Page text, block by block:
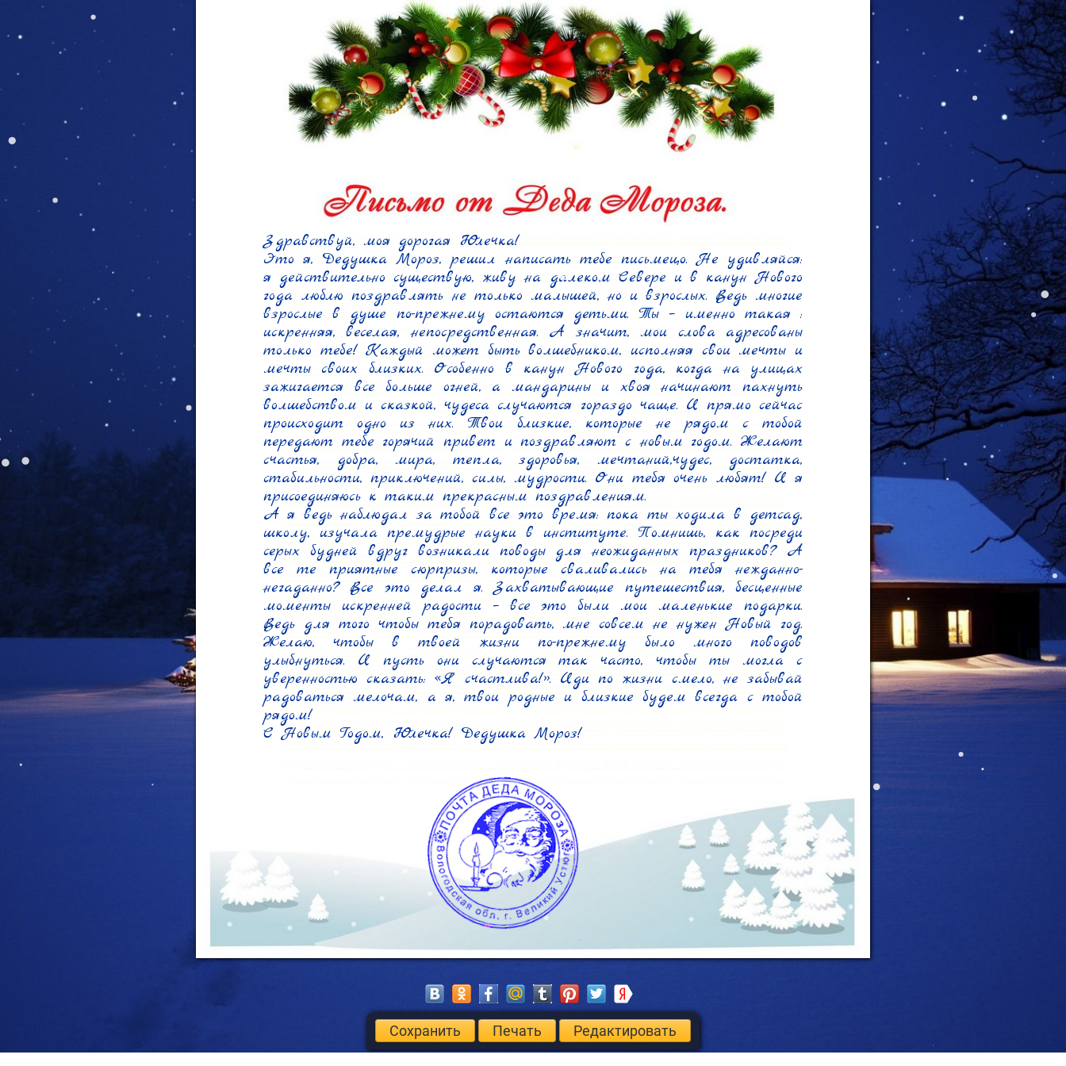
Здравствуй, моя дорогая Юлечка!
Это я, Дедушка Мороз, решил написать тебе письмецо. Не удивляйся:
я действительно существую, живу на далеком Севере и в канун Нового
года люблю поздравлять не только малышей, но и взрослых. Ведь многие
взрослые в душе по-прежнему остаются детьми. Ты – именно такая :
искренняя, веселая, непосредственная. А значит, мои слова адресованы
только тебе! Каждый может быть волшебником, исполняя свои мечты и
мечты своих близких. Особенно в канун Нового года, когда на улицах
зажигается все больше огней, а мандарины и хвоя начинают пахнуть
волшебством и сказкой, чудеса случаются гораздо чаще. И прямо сейчас
происходит одно из них. Твои близкие, которые не рядом с тобой
передают тебе горячий привет и поздравляют с новым годом. Желают
счастья, добра, мира, тепла, здоровья, мечтаний,чудес, достатка,
стабильности, приключений, силы, мудрости. Они тебя очень любят! И я
присоединяюсь к таким прекрасным поздравлениям.
А я ведь наблюдал за тобой все это время: пока ты ходила в детсад,
школу, изучала премудрые науки в институте. Помнишь, как посреди
серых будней вдруг возникали поводы для неожиданных праздников? А
все те приятные сюрпризы, которые сваливались на тебя нежданно-
негаданно? Все это делал я. Захватывающие путешествия, бесценные
моменты искренней радости – все это были мои маленькие подарки.
Ведь для того чтобы тебя порадовать, мне совсем не нужен Новый год.
Желаю, чтобы в твоей жизни по-прежнему было много поводов
улыбнуться. И пусть они случаются так часто, чтобы ты могла с
уверенностью сказать: «Я счастлива!». Иди по жизни смело, не забывай
радоваться мелочам, а я, твои родные и близкие будем всегда с тобой
рядом!
С Новым Годом, Юлечка! Дедушка Мороз!
Сохранить Печать Редактировать